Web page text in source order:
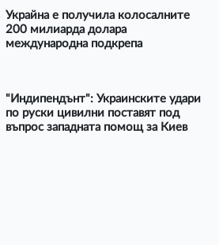
Украйна е получила колосалните
200 милиарда долара
международна подкрепа
"Индипендънт": Украинските удари
по руски цивилни поставят под
въпрос западната помощ за Киев